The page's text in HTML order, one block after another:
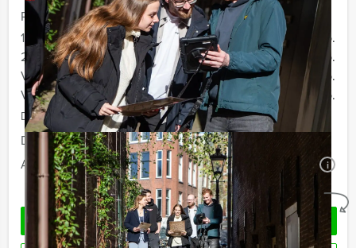
Prijs :
12 – 19 personen
€ 62,50 p.p.
20 - 29 personen
€ 59,50 p.p.
Vanaf 30 personen
€ 56,50 p.p.
Vanaf 40 personen
€ 54,50 p.p.
De prijzen zijn exclusief BTW
Duur:
5 uur
Aantal:
Minimaal 12 personen i
Geheel vrijblijvend
OFFERTE AANVRAGEN